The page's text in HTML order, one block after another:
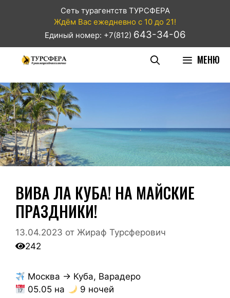
Сеть турагентств ТУРСФЕРА
Ждём Вас ежедневно с 10 до 21!
Единый номер: +7(812) 643-34-06
МЕНЮ
ВИВА ЛА КУБА! НА МАЙСКИЕ
ПРАЗДНИКИ!
13.04.2023 от Жираф Турсферович
242
Москва → Куба, Варадеро
05.05 на
9 ночей